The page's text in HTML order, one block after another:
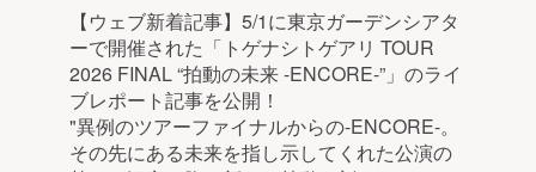
【ウェブ新着記事】5/1に東京ガーデンシアタ
ーで開催された「トゲナシトゲアリ TOUR
2026 FINAL “拍動の未来 -ENCORE-”」のライ
ブレポート記事を公開！
"異例のツアーファイナルからの-ENCORE-。
その先にある未来を指し示してくれた公演の